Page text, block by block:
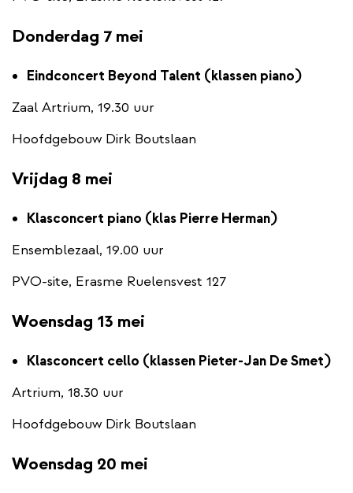
Donderdag 7 mei
Eindconcert Beyond Talent (klassen piano)
Zaal Artrium, 19.30 uur
Hoofdgebouw Dirk Boutslaan
Vrijdag 8 mei
Klasconcert piano (klas Pierre Herman)
Ensemblezaal, 19.00 uur
PVO-site, Erasme Ruelensvest 127
Woensdag 13 mei
Klasconcert cello (klassen Pieter-Jan De Smet)
Artrium, 18.30 uur
Hoofdgebouw Dirk Boutslaan
Woensdag 20 mei